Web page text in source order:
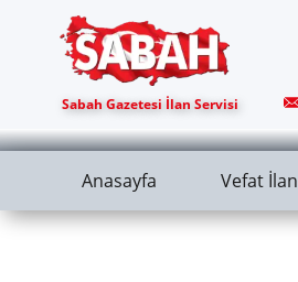
Sabah Gazetesi İlan Servisi
Anasayfa Vefat İlan